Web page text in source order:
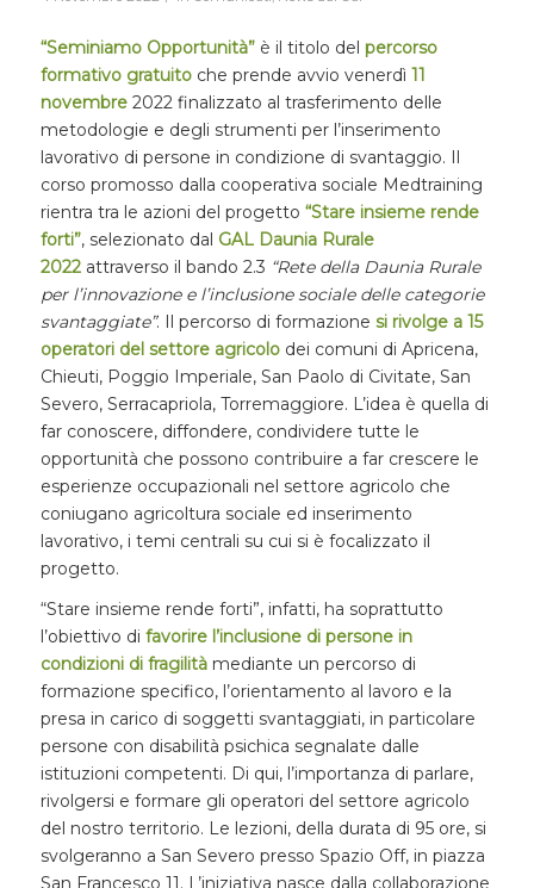
“Seminiamo Opportunità”è il titolo del percorso
formativo gratuitoche prende avvio venerdì 11
novembre2022 finalizzato al trasferimento delle
metodologie e degli strumenti per l’inserimento
lavorativo di persone in condizione di svantaggio. Il
corso promosso dalla cooperativa sociale Medtraining
rientra tra le azioni del progetto “Stare insieme rende
forti”, selezionato dal GAL Daunia Rurale
2022attraverso il bando 2.3 “Rete della Daunia Rurale
per l’innovazione e l’inclusione sociale delle categorie
svantaggiate”. Il percorso di formazione si rivolge a 15
operatori del settore agricolodei comuni di Apricena,
Chieuti, Poggio Imperiale, San Paolo di Civitate, San
Severo, Serracapriola, Torremaggiore. L’idea è quella di
far conoscere, diffondere, condividere tutte le
opportunità che possono contribuire a far crescere le
esperienze occupazionali nel settore agricolo che
coniugano agricoltura sociale ed inserimento
lavorativo, i temi centrali su cui si è focalizzato il
progetto.
“Stare insieme rende forti”, infatti, ha soprattutto
l’obiettivo di favorire l’inclusione di persone in
condizioni di fragilitàmediante un percorso di
formazione specifico, l’orientamento al lavoro e la
presa in carico di soggetti svantaggiati, in particolare
persone con disabilità psichica segnalate dalle
istituzioni competenti. Di qui, l’importanza di parlare,
rivolgersi e formare gli operatori del settore agricolo
del nostro territorio. Le lezioni, della durata di 95 ore, si
svolgeranno a San Severo presso Spazio Off, in piazza